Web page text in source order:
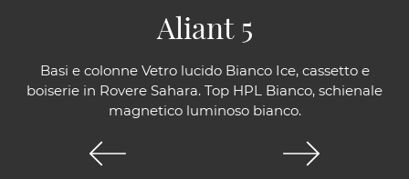
Basi e colonne Vetro lucido Bianco Ice, cassetto e
boiserie in Rovere Sahara. Top HPL Bianco, schienale
magnetico luminoso bianco.
Aliant 5